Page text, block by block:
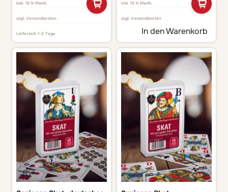
inkl. 19 % MwSt.
zzgl. Versandkosten
Lieferzeit:1-3 Tage
inkl. 19 % MwSt.
zzgl. Versandkosten
In den Warenkorb